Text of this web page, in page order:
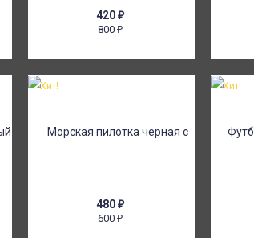
420₽
800₽
480₽
600₽
Хит! Хит!